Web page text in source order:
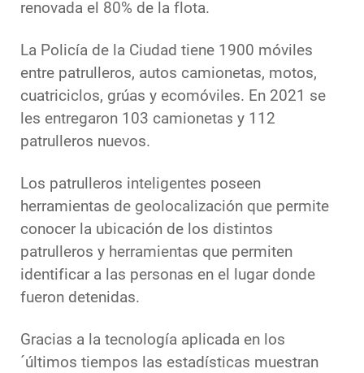
renovada el 80% de la flota.
La Policía de la Ciudad tiene 1900 móviles
entre patrulleros, autos camionetas, motos,
cuatriciclos, grúas y ecomóviles. En 2021 se
les entregaron 103 camionetas y 112
patrulleros nuevos.
Los patrulleros inteligentes poseen
herramientas de geolocalización que permite
conocer la ubicación de los distintos
patrulleros y herramientas que permiten
identificar a las personas en el lugar donde
fueron detenidas.
Gracias a la tecnología aplicada en los
´últimos tiempos las estadísticas muestran